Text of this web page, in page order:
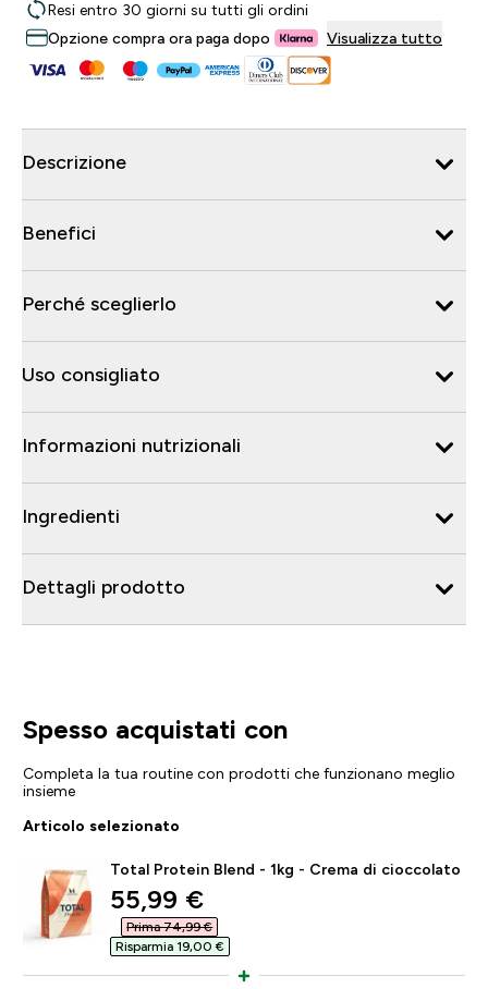
Resi entro 30 giorni su tutti gli ordini
Opzione compra ora paga dopo
Visualizza tutto
Descrizione
Benefici
Perché sceglierlo
Uso consigliato
Informazioni nutrizionali
Ingredienti
Dettagli prodotto
Spesso acquistati con
Completa la tua routine con prodotti che funzionano meglio
insieme
Articolo selezionato
Total Protein Blend - 1kg - Crema di cioccolato
discounted price
55,99 €‎
Prima 74,99 €‎
Risparmia 19,00 €‎